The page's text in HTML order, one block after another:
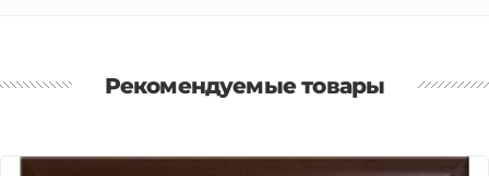
Рекомендуемые товары